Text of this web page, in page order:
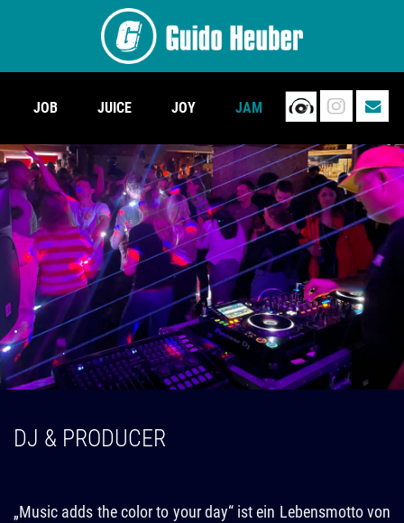
JOB JUICE JOY JAM
.
.
DJ & PRODUCER
„Music adds the color to your day“ ist ein Lebensmotto von